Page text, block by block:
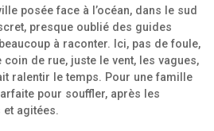
posée face à l’océan, dans le sud
presque oublié des guides
à raconter. Ici, pas de foule,
de rue, juste le vent, les vagues,
ralentir le temps. Pour une famille
pour souffler, après les
agitées.